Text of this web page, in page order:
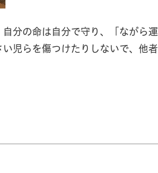
分の命は自分で守り、「ながら運
児らを傷つけたりしないで、他者